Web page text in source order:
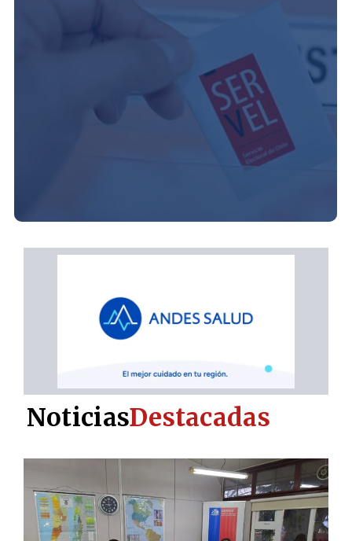
NoticiasDestacadas